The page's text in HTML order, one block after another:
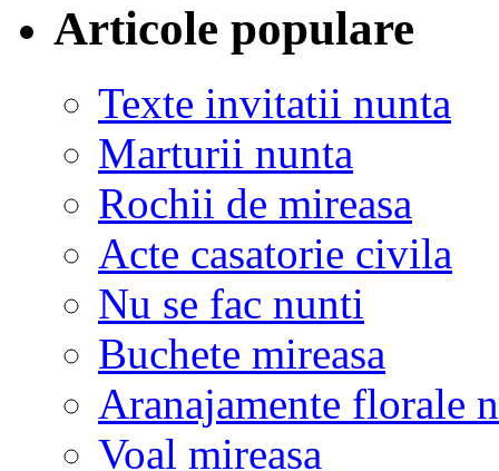
Articole populare
Texte invitatii nunta
Marturii nunta
Rochii de mireasa
Acte casatorie civila
Nu se fac nunti
Buchete mireasa
Aranajamente florale
Voal mireasa